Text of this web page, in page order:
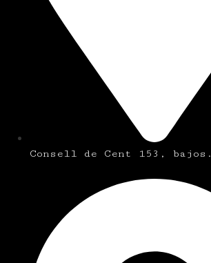
Consell de Cent 153, bajos.